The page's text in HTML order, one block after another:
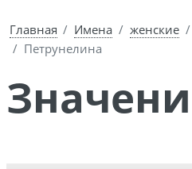
Главная Имена женские
Петрунелина